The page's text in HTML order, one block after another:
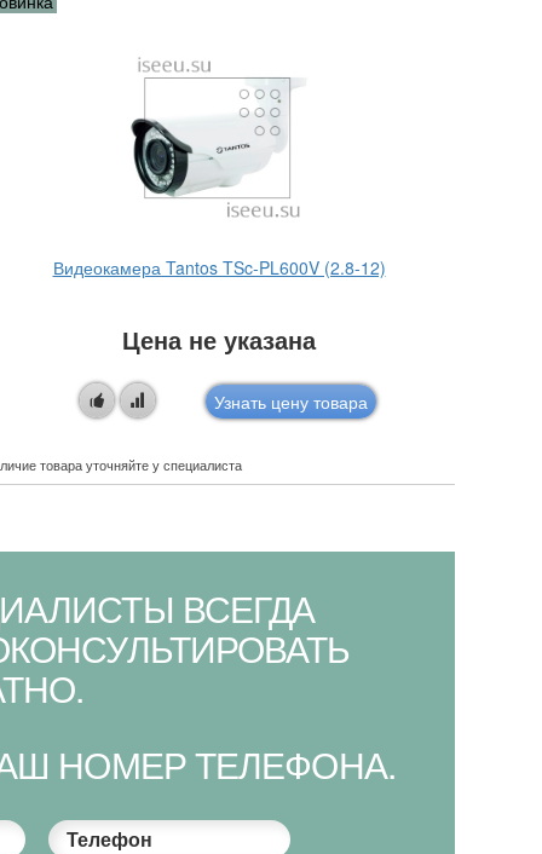
Видеокамера Tantos TSc-PL600V (2.8-12)
Цена не указана
Узнать цену товара
товара уточняйте у специалиста
ВСЕГДА
НОМЕР ТЕЛЕФОНА.
Телефон